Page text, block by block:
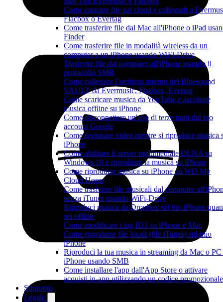
Come caricare file sul cloud e collegarli a
Flacbox o Evertag
Come trasferire file dal Mac all'iPhone o iPad
Finder
Come trasferire file in modalità wireless da un
computer a un iPhone usando WiFi-Drive
Trasferire file dal computer all'iPhone usando il
protocollo SMB
Come collegare l'archivio interno del Bluesound
VAULT da Evermusic, Flacbox, Evertag
Come scaricare musica da YouTube e ascoltare
musica offline su iPhone
Come disconnettere un'app di terze parti dal tuo
account Google
Come registrare video mentre si riproduce musica
iPhone
Come abilitare il server multimediale DLNA su
Windows 10 e riprodurre la musica su iPhone
Come riprodurre musica su iPhone da WD My
Cloud Home
Come trasferire file musicali dal computer
senza iTunes usando WiFi-Drive
Riproduci musica da Dropbox sul tuo iPhone
sei offline
Come modificare i tag ID3 su iPhone e Mac
Come riprodurre file locali (file iTunes) sul mio
iPhone
Riproduci la tua musica in streaming da Mac o PC
iPhone usando SMB
Come installare l'app dall'App Store o attivare
acquisti in-app utilizzando un codice promozionale
Supporto
Legale